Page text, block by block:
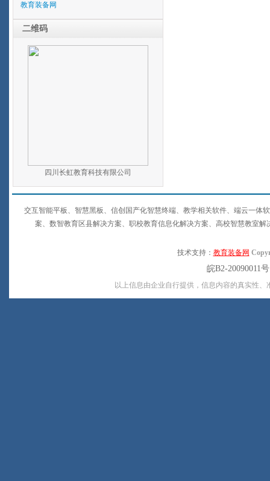
教育装备网
二维码
四川长虹教育科技有限公司
交互智能平板、智慧黑板、信创国产化智慧终端、教学相关软件、端云一体
案、数智教育区县解决方案、职校教育信息化解决方案、高校智慧教室
技术支持： 教育装备网
皖B2-20090011
以上信息由企业自行提供，信息内容的真实性